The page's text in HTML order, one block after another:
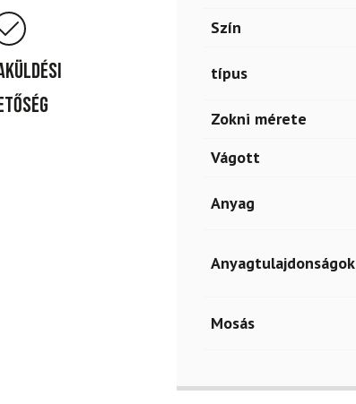
Szín
típus
Zokni mérete
Vágott
Anyag
Anyagtulajdonságok
Mosás